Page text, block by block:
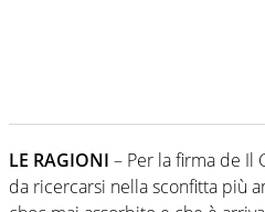
LE RAGIONI – Per la firma de Il
da ricercarsi nella sconfitta più